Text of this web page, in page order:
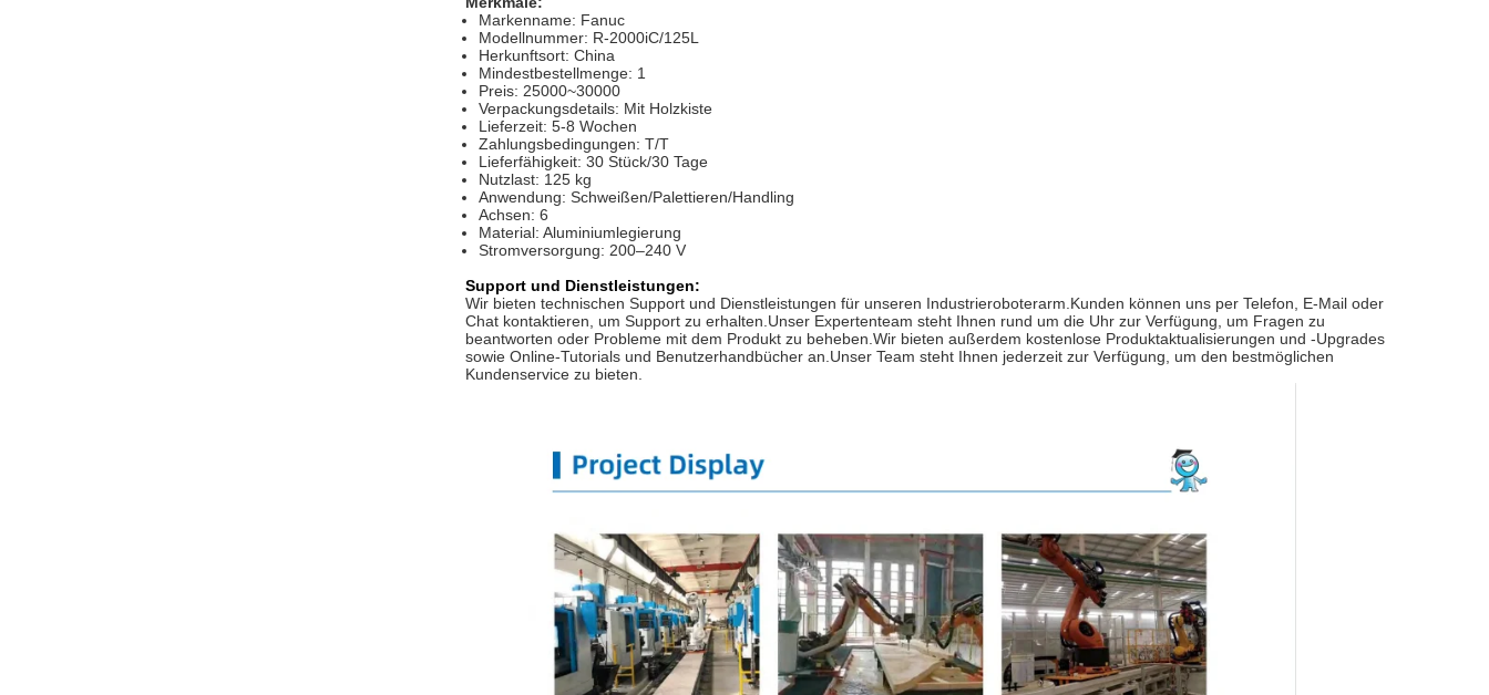
Markenname: Fanuc
Modellnummer: R-2000iC/125L
Herkunftsort: China
Mindestbestellmenge: 1
Preis: 25000~30000
Verpackungsdetails: Mit Holzkiste
Lieferzeit: 5-8 Wochen
Zahlungsbedingungen: T/T
Lieferfähigkeit: 30 Stück/30 Tage
Nutzlast: 125 kg
Anwendung: Schweißen/Palettieren/Handling
Achsen: 6
Material: Aluminiumlegierung
Stromversorgung: 200–240 V
Support und Dienstleistungen:
Wir bieten technischen Support und Dienstleistungen für unseren Industrieroboterarm.Kunden können uns per Telefon, E-Mail oder
Chat kontaktieren, um Support zu erhalten.Unser Expertenteam steht Ihnen rund um die Uhr zur Verfügung, um Fragen zu
beantworten oder Probleme mit dem Produkt zu beheben.Wir bieten außerdem kostenlose Produktaktualisierungen und -Upgrades
sowie Online-Tutorials und Benutzerhandbücher an.Unser Team steht Ihnen jederzeit zur Verfügung, um den bestmöglichen
Kundenservice zu bieten.